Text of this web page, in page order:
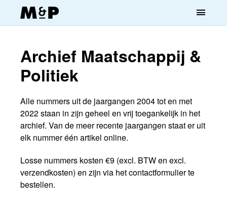
menu
Archief Maatschappij &
Politiek
Alle nummers uit de jaargangen 2004 tot en met
2022 staan in zijn geheel en vrij toegankelijk in het
archief. Van de meer recente jaargangen staat er uit
elk nummer één artikel online.
Losse nummers kosten €9 (excl. BTW en excl.
verzendkosten) en zijn via het contactformulier te
bestellen.